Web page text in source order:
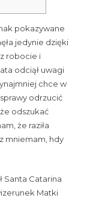
pokazywane
jedynie dzięki
robocie i
odciął uwagi
chce w
odrzucić
odszukać
że raziła
mniemam, hdy
Santa Catarina
Matki